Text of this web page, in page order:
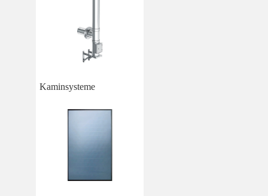
Kaminsysteme